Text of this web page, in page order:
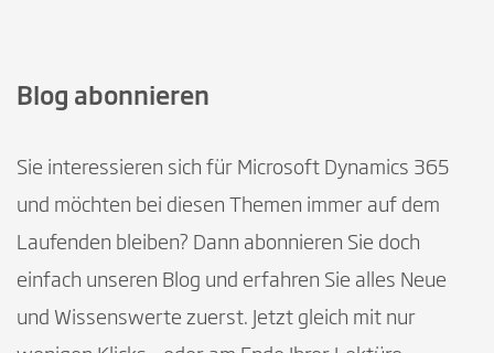
Blog abonnieren
Sie interessieren sich für Microsoft Dynamics 365
und möchten bei diesen Themen immer auf dem
Laufenden bleiben? Dann abonnieren Sie doch
einfach unseren Blog und erfahren Sie alles Neue
und Wissenswerte zuerst. Jetzt gleich mit nur